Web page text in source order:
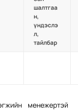
шалтгаа
н,
үндэслэ
л,
тайлбар
менежертэй